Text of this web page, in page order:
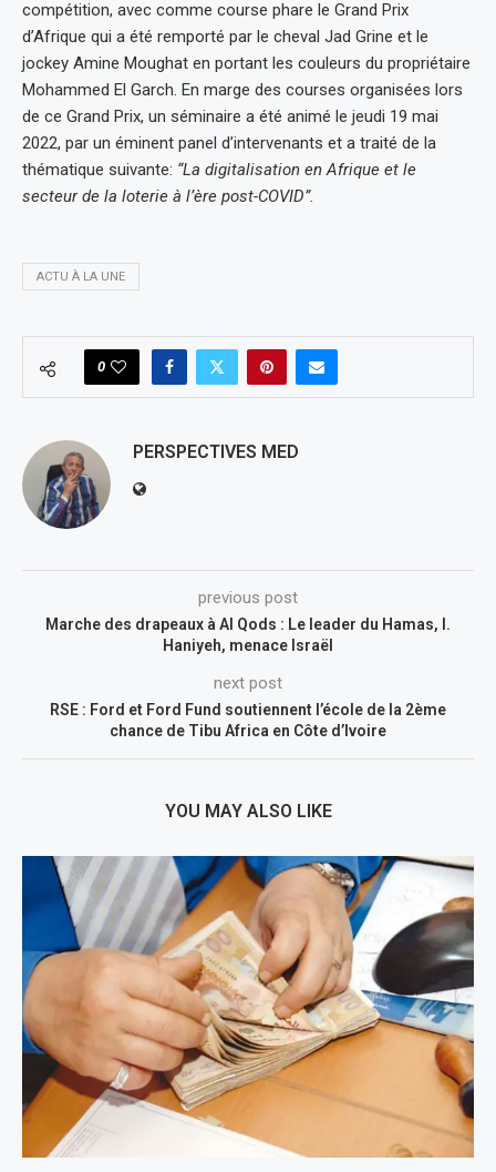
compétition, avec comme course phare le Grand Prix
d’Afrique qui a été remporté par le cheval Jad Grine et le
jockey Amine Moughat en portant les couleurs du propriétaire
Mohammed El Garch. En marge des courses organisées lors
de ce Grand Prix, un séminaire a été animé le jeudi 19 mai
2022, par un éminent panel d’intervenants et a traité de la
thématique suivante: “La digitalisation en Afrique et le
secteur de la loterie à l’ère post-COVID”.
ACTU À LA UNE
0
PERSPECTIVES MED
previous post
Marche des drapeaux à Al Qods : Le leader du Hamas, I.
Haniyeh, menace Israël
next post
RSE : Ford et Ford Fund soutiennent l’école de la 2ème
chance de Tibu Africa en Côte d’Ivoire
YOU MAY ALSO LIKE